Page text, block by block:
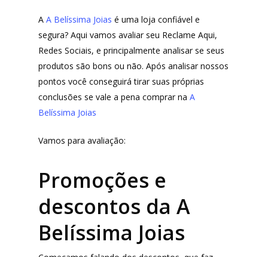
A A Belíssima Joias é uma loja confiável e
segura? Aqui vamos avaliar seu Reclame Aqui,
Redes Sociais, e principalmente analisar se seus
produtos são bons ou não. Após analisar nossos
pontos você conseguirá tirar suas próprias
conclusões se vale a pena comprar na A
Belíssima Joias
Vamos para avaliação:
Promoções e
descontos da A
Belíssima Joias